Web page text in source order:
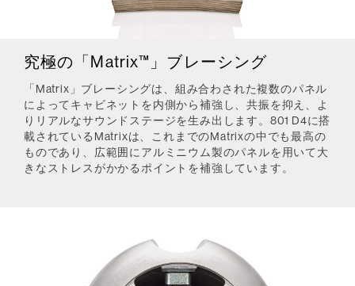
究極の「Matrix™」ブレーシング
「Matrix」ブレーシングは、組み合わされた複数のパネル
によってキャビネットを内側から補強し、共振を抑え、よ
りリアルなサウンドステージを生み出します。801 D4に搭
載されているMatrixは、これまでのMatrixの中でも最高の
ものであり、広範囲にアルミニウム製のパネルを用いて大
きなストレスがかかるポイントを補強しています。